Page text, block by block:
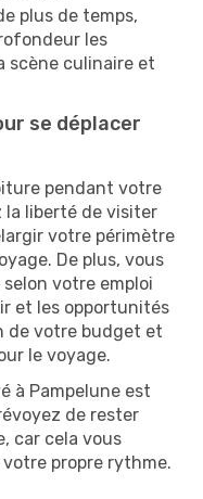
plus de temps,
les
scène culinaire et
se déplacer
pendant votre
la liberté de visiter
votre périmètre
De plus, vous
votre emploi
et les opportunités
de votre budget et
le voyage.
à Pampelune est
de rester
car cela vous
propre rythme.